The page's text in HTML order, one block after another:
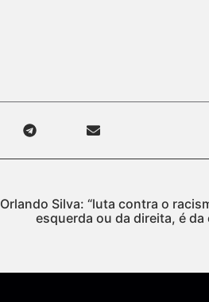
Orlando Silva: “luta contra o
esquerda ou da direita, é da